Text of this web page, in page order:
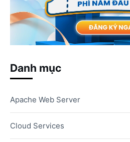
Danh mục
Apache Web Server
Cloud Services